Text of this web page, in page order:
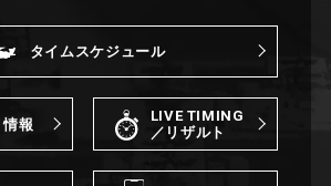
タイムスケジュール
情報
LIVE TIMING
／リザルト